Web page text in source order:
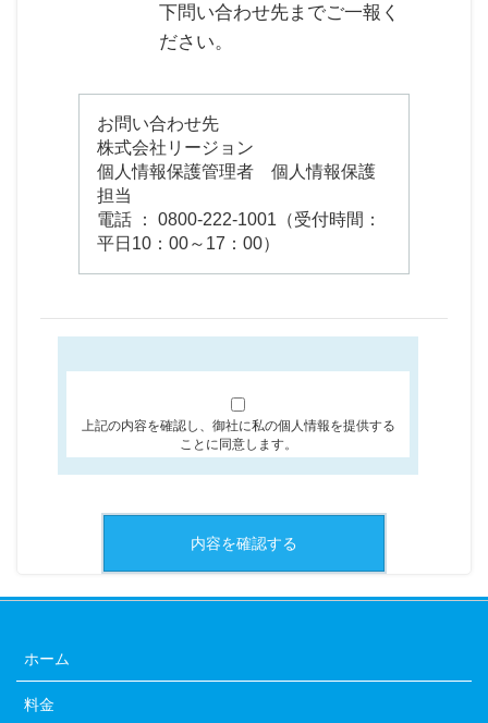
下問い合わせ先までご一報く
ださい。
お問い合わせ先
株式会社リージョン
個人情報保護管理者 個人情報保護
担当
電話 ： 0800-222-1001（受付時間：
平日10：00～17：00）
上記の内容を確認し、御社に私の個人情報を提供する
ことに同意します。
ホーム
料金